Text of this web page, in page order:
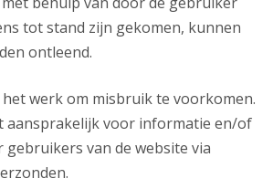
tot stand zijn gekomen, kunnen
ontleend.
werk om misbruik te voorkomen.
aansprakelijk voor informatie en/of
gebruikers van de website via